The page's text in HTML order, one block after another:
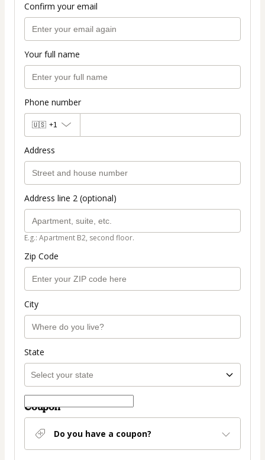
Confirm your email
Your full name
Phone number
🇺🇸 +1
Address
Address line 2 (optional)
E.g.: Apartment B2, second floor.
Zip Code
City
State
Coupon
Do you have a coupon?